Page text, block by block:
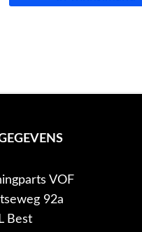
VOF
92a
Best